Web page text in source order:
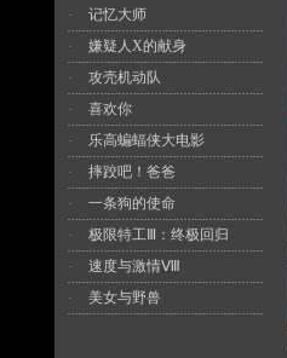
·
记忆大师
·
嫌疑人X的献身
·
攻壳机动队
·
喜欢你
·
乐高蝙蝠侠大电影
·
摔跤吧！爸爸
·
一条狗的使命
·
极限特工Ⅲ：终极回归
·
速度与激情Ⅷ
·
美女与野兽